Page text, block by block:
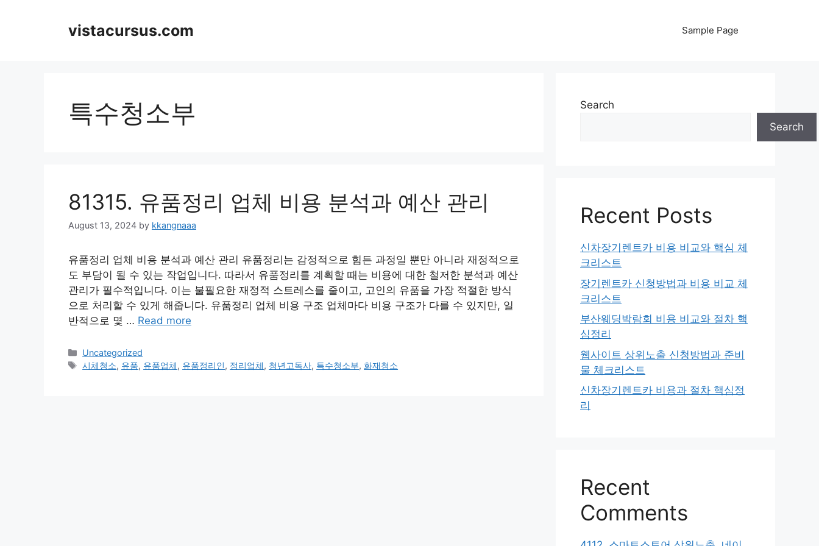
vistacursus.com Sample Page
특수청소부
81315. 유품정리 업체 비용 분석과 예산 관리
August 13, 2024 by kkangnaaa
유품정리 업체 비용 분석과 예산 관리 유품정리는 감정적으로 힘든 과정일 뿐만 아니라 재정적으로
도 부담이 될 수 있는 작업입니다. 따라서 유품정리를 계획할 때는 비용에 대한 철저한 분석과 예산
관리가 필수적입니다. 이는 불필요한 재정적 스트레스를 줄이고, 고인의 유품을 가장 적절한 방식
으로 처리할 수 있게 해줍니다. 유품정리 업체 비용 구조 업체마다 비용 구조가 다를 수 있지만, 일
반적으로 몇 … Read more
Categories
Uncategorized
Tags
시체청소, 유품, 유품업체, 유품정리인, 정리업체, 청년고독사, 특수청소부, 화재청소
Search
Search
Recent Posts
신차장기렌트카 비용 비교와 핵심 체
크리스트
장기렌트카 신청방법과 비용 비교 체
크리스트
부산웨딩박람회 비용 비교와 절차 핵
심정리
웹사이트 상위노출 신청방법과 준비
물 체크리스트
신차장기렌트카 비용과 절차 핵심정
리
Recent
Comments